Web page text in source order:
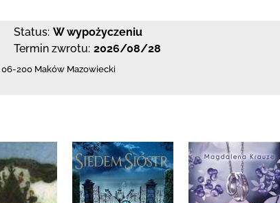
Status: W wypożyczeniu
Termin zwrotu: 2026/08/28
06-200 Maków Mazowiecki